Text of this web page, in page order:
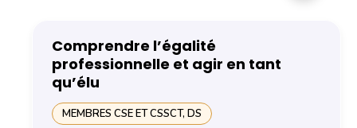
Comprendre l’égalité
professionnelle et agir en tant
qu’élu
MEMBRES CSE ET CSSCT, DS